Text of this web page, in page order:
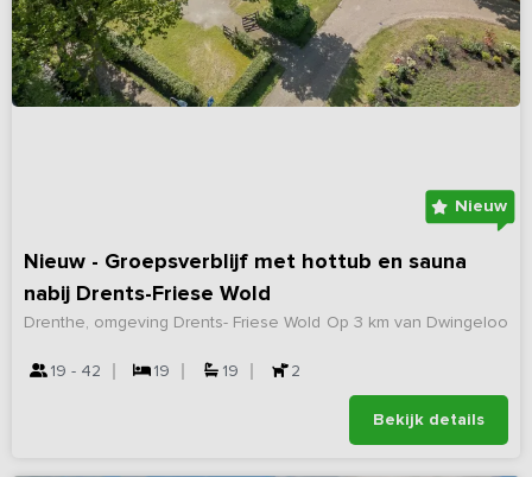
Nieuw
Nieuw - Groepsverblijf met hottub en sauna
nabij Drents-Friese Wold
Op 3 km van Dwingeloo
Drenthe, omgeving Drents- Friese Wold
19 - 42 19 19 2
Bekijk details